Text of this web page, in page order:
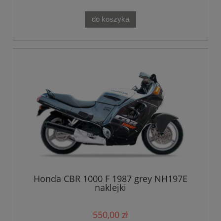
do koszyka
Honda CBR 1000 F 1987 grey NH197E
naklejki
550,00 zł